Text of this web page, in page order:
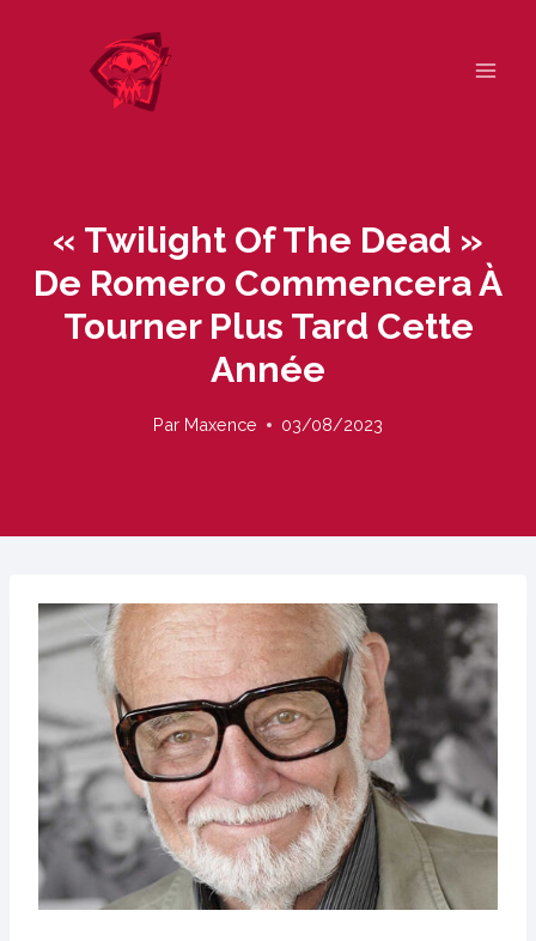
« Twilight Of The Dead »
De Romero Commencera À
Tourner Plus Tard Cette
Année
Par Maxence 03/08/2023